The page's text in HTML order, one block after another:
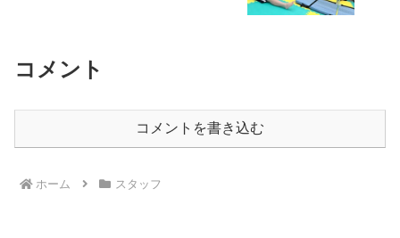
コメント
コメントを書き込む
ホーム スタッフ